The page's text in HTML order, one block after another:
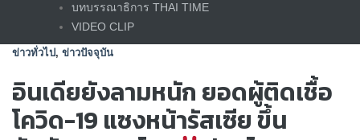
บทบรรณาธิการ THAI TIME
VIDEO CLIP
ข่าวทั่วไป, ข่าวปัจจุบัน
อินเดียยังลามหนัก ยอดผู้ติดเชื้อ
โควิด-19 แซงหน้ารัสเซีย ขึ้น